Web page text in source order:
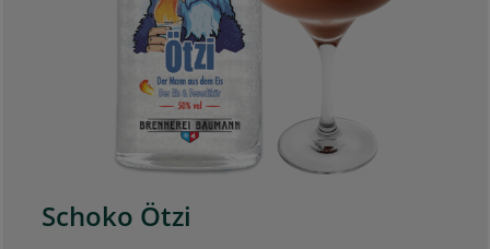
Schoko Ötzi